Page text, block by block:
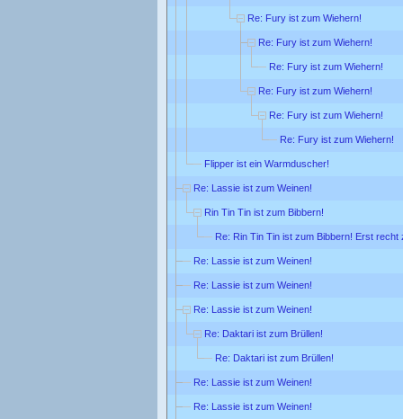
Re: Fury ist zum Wiehern!
Re: Fury ist zum Wiehern!
Re: Fury ist zum Wiehern!
Re: Fury ist zum Wiehern!
Re: Fury ist zum Wiehern!
Re: Fury ist zum Wiehern!
Flipper ist ein Warmduscher!
Re: Lassie ist zum Weinen!
Rin Tin Tin ist zum Bibbern!
Re: Rin Tin Tin ist zum Bibbern! Erst recht
Re: Lassie ist zum Weinen!
Re: Lassie ist zum Weinen!
Re: Lassie ist zum Weinen!
Re: Daktari ist zum Brüllen!
Re: Daktari ist zum Brüllen!
Re: Lassie ist zum Weinen!
Re: Lassie ist zum Weinen!